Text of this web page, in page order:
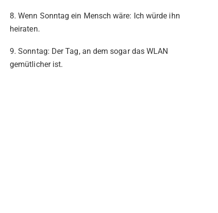
8. Wenn Sonntag ein Mensch wäre: Ich würde ihn
heiraten.
9. Sonntag: Der Tag, an dem sogar das WLAN
gemütlicher ist.